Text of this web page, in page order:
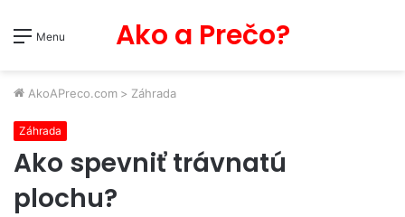
Menu Ako a Prečo?
AkoAPreco.com > Záhrada
Záhrada
Ako spevniť trávnatú
plochu?